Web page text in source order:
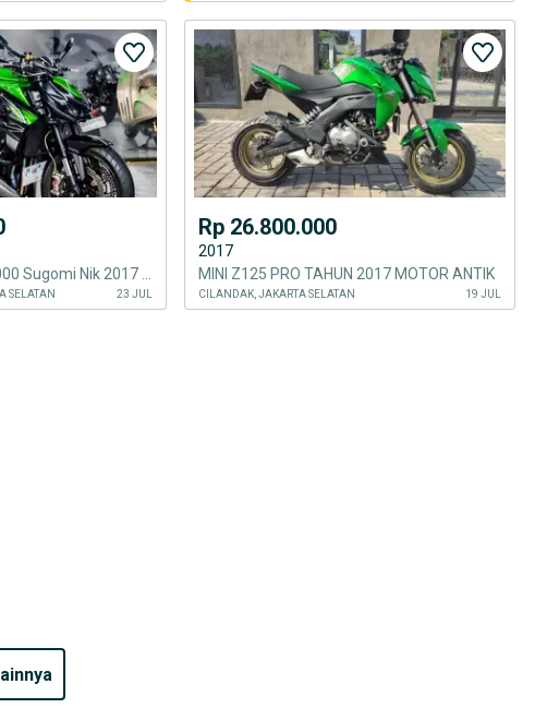
SELATAN 23 JUL
Rp 26.800.000
2017
MINI Z125 PRO TAHUN 2017 MOTOR ANTIK
CILANDAK, JAKARTA SELATAN 19 JUL